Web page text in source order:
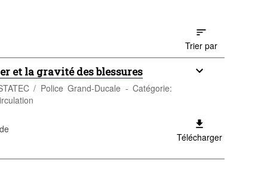
Trier par
et la gravité des blessures
/ Police Grand-Ducale - Catégorie:
Télécharger